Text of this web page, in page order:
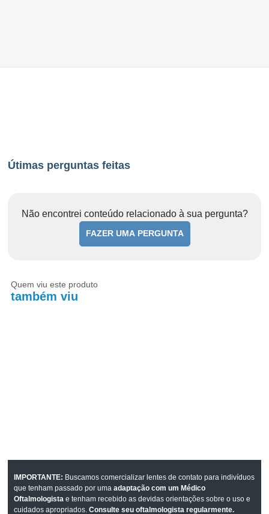
Útimas perguntas feitas
Não encontrei conteúdo relacionado à sua pergunta?
FAZER UMA PERGUNTA
Quem viu este produto
também viu
IMPORTANTE: Buscamos comercializar lentes de contato para indivíduos
que tenham passado por umaadaptação com um Médico
Oftalmologista e tenham recebido as devidas orientações sobre o uso e
cuidados apropriados.Consulte seu oftalmologista regularmente.